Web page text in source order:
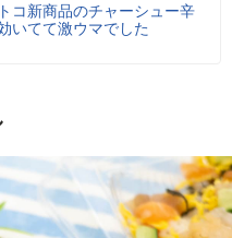
コ新商品のチャーシュー辛
いてて激ウマでした